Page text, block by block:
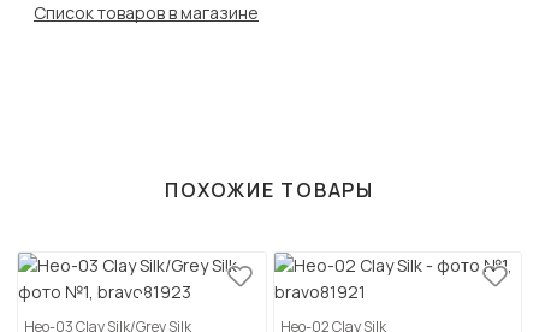
Список товаров в магазине
ПОХОЖИЕ ТОВАРЫ
Нео-03 Clay Silk/Grey Silk Нео-02 Clay Silk